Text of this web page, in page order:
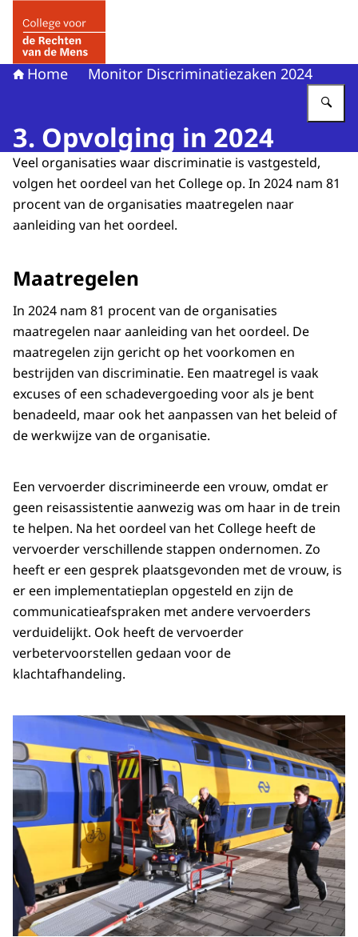
Home Monitor Discriminatiezaken 2024
3. Opvolging in 2024
Veel organisaties waar discriminatie is vastgesteld,
volgen het oordeel van het College op. In 2024 nam 81
procent van de organisaties maatregelen naar
aanleiding van het oordeel.
Maatregelen
In 2024 nam 81 procent van de organisaties
maatregelen naar aanleiding van het oordeel. De
maatregelen zijn gericht op het voorkomen en
bestrijden van discriminatie. Een maatregel is vaak
excuses of een schadevergoeding voor als je bent
benadeeld, maar ook het aanpassen van het beleid of
de werkwijze van de organisatie.
Een vervoerder discrimineerde een vrouw, omdat er
geen reisassistentie aanwezig was om haar in de trein
te helpen. Na het oordeel van het College heeft de
vervoerder verschillende stappen ondernomen. Zo
heeft er een gesprek plaatsgevonden met de vrouw, is
er een implementatieplan opgesteld en zijn de
communicatieafspraken met andere vervoerders
verduidelijkt. Ook heeft de vervoerder
verbetervoorstellen gedaan voor de
klachtafhandeling.